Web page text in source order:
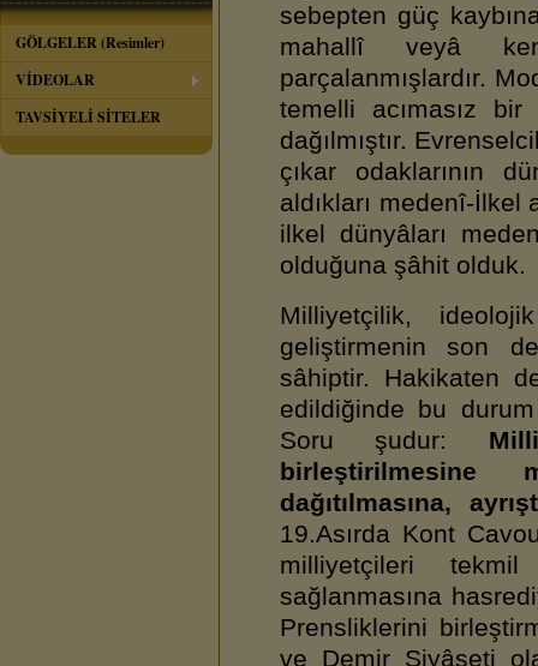
GÖLGELER (Resimler)
VİDEOLAR
TAVSİYELİ SİTELER
sebepten güç
mahallî veyâ
parçalanmışlardır.
temelli acımasız bir
dağılmıştır.
çıkar odaklarının
aldıkları medenî-İlkel
ilkel dünyâları
olduğuna şâhit olduk.
Milliyetçilik,
geliştirmenin son
sâhiptir. Hakikaten
edildiğinde bu
Soru şudur:
dağıtılmasına,
19.Asırda Kont
milliyetçileri
sağlanmasına
Prensliklerini
ve Demir Siyâseti